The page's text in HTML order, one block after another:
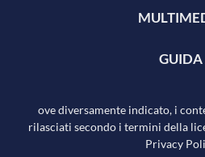
GUIDA
ove diversamente indicato, i
rilasciati secondo i termini della
Privacy